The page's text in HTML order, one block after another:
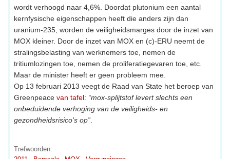
wordt verhoogd naar 4,6%. Doordat plutonium een aantal
kernfysische eigenschappen heeft die anders zijn dan
uranium-235, worden de veiligheidsmarges door de inzet van
MOX kleiner. Door de inzet van MOX en (c)-ERU neemt de
stralingsbelasting van werknemers toe, nemen de
tritiumlozingen toe, nemen de proliferatiegevaren toe, etc.
Maar de minister heeft er geen probleem mee.
Op 13 februari 2013 veegt de Raad van State het beroep van
Greenpeace van tafel: “mox-splijtstof levert slechts een
onbeduidende verhoging van de veiligheids- en
gezondheidsrisico's op”.
Trefwoorden: